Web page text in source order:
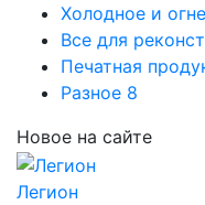
Холодное и
Все для
Печатная
Разное 8
Новое на сайте
Легион